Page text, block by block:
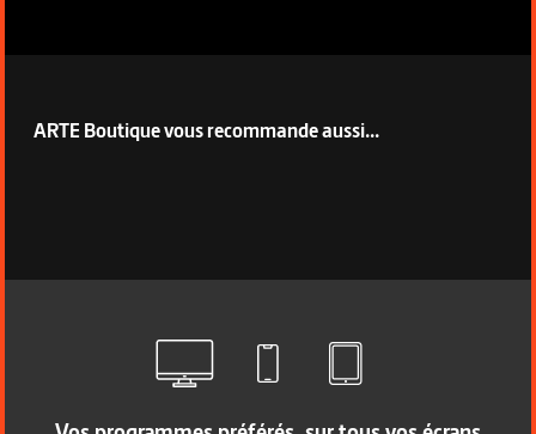
ARTE Boutique vous recommande aussi...